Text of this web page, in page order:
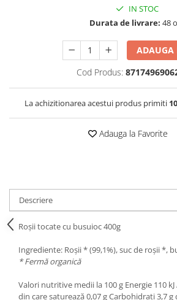
IN STOC
Durata de livrare: 48
ADAUGA
Cod Produs:
La achizitionarea acestui produs primiti 10
Adauga la Favorite
Descriere
Roșii tocate cu busuioc 400g
Ingrediente: Roșii * (99,1%), suc de roșii *,
* Fermă organică
Valori nutritive medii la 100 g Energie 110
din care saturează 0,07 g Carbohidrați 3,7 g